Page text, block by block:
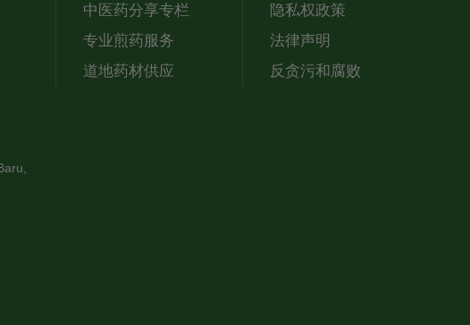
中医药分享专栏
专业煎药服务
道地药材供应
隐私权政策
法律声明
反贪污和腐败